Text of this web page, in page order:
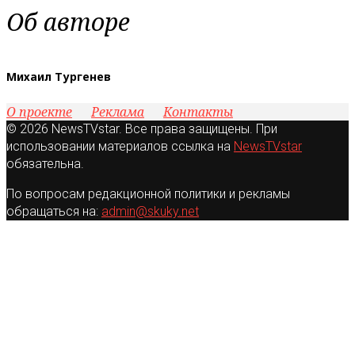
Об авторе
Михаил Тургенев
О проекте Реклама Контакты
© 2026 NewsTVstar. Все права защищены. При
использовании материалов ссылка на NewsTVstar
обязательна.
По вопросам редакционной политики и рекламы
обращаться на: admin@skuky.net